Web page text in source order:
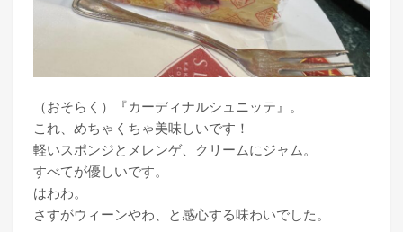
（おそらく）『カーディナルシュニッテ』。
これ、めちゃくちゃ美味しいです！
軽いスポンジとメレンゲ、クリームにジャム。
すべてが優しいです。
はわわ。
さすがウィーンやわ、と感心する味わいでした。